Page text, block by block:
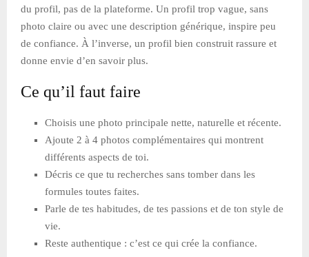
du profil, pas de la plateforme. Un profil trop vague, sans
photo claire ou avec une description générique, inspire peu
de confiance. À l’inverse, un profil bien construit rassure et
donne envie d’en savoir plus.
Ce qu’il faut faire
Choisis une photo principale nette, naturelle et récente.
Ajoute 2 à 4 photos complémentaires qui montrent
différents aspects de toi.
Décris ce que tu recherches sans tomber dans les
formules toutes faites.
Parle de tes habitudes, de tes passions et de ton style de
vie.
Reste authentique : c’est ce qui crée la confiance.